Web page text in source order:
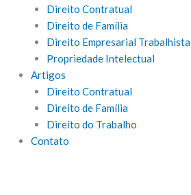
Direito Contratual
Direito de Família
Direito Empresarial Trabalhista
Propriedade Intelectual
Artigos
Direito Contratual
Direito de Família
Direito do Trabalho
Contato